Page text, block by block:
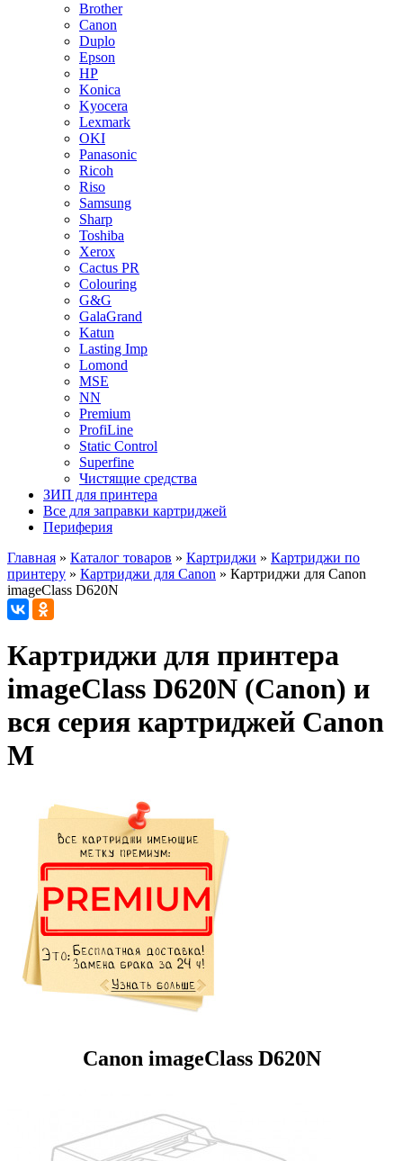
Brother
Canon
Duplo
Epson
HP
Konica
Kyocera
Lexmark
OKI
Panasonic
Ricoh
Riso
Samsung
Sharp
Toshiba
Xerox
Cactus PR
Colouring
G&G
GalaGrand
Katun
Lasting Imp
Lomond
MSE
NN
Premium
ProfiLine
Static Control
Superfine
Чистящие средства
ЗИП для принтера
Все для заправки картриджей
Периферия
Главная » Каталог товаров » Картриджи » Картриджи по
принтеру » Картриджи для Canon » Картриджи для Canon
imageClass D620N
Картриджи для принтера
imageClass D620N (Canon) и
вся серия картриджей Canon
M
Canon imageClass D620N